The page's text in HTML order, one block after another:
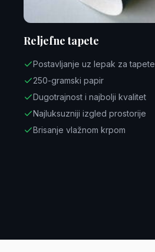
Reljefne tapete
Postavljanje uz lepak za tapete
250-gramski papir
Dugotrajnost i najbolji kvalitet
Najluksuzniji izgled prostorije
Brisanje vlažnom krpom